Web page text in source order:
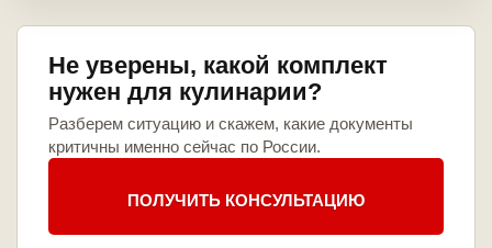
Не уверены, какой комплект
нужен для кулинарии?
Разберем ситуацию и скажем, какие документы
критичны именно сейчас по России.
ПОЛУЧИТЬ КОНСУЛЬТАЦИЮ